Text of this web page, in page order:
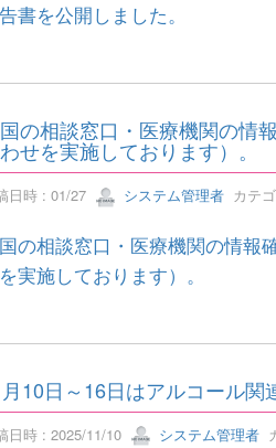
書を公開しました。
の相談窓口・医療機関の情
せを実施しております）。
日時 : 01/27 システム管理者カテ
の相談窓口・医療機関の情報
実施しております）。
10日～16日はアルコール関
日時 : 2025/11/10 システム管理者